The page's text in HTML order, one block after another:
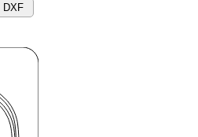
DXF